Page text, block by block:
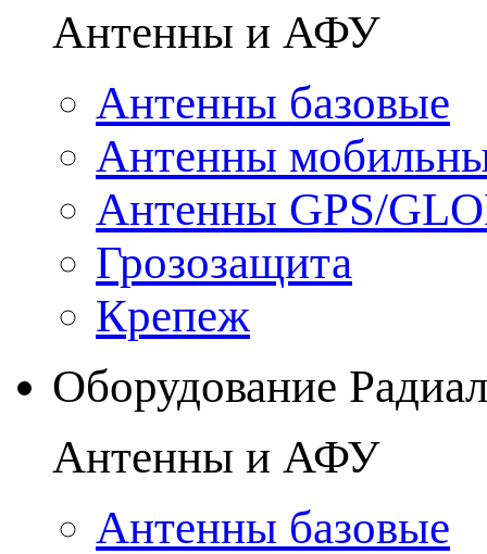
Антенны и АФУ
Антенны базовые
Антенны
Антенны GPS/
Грозозащита
Крепеж
Оборудование Радиал
Антенны и АФУ
Антенны базовые